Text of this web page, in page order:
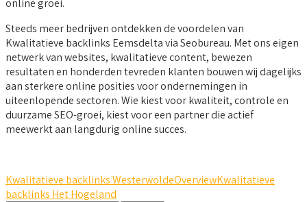
online groei.
Steeds meer bedrijven ontdekken de voordelen van
Kwalitatieve backlinks Eemsdelta via Seobureau. Met ons eigen
netwerk van websites, kwalitatieve content, bewezen
resultaten en honderden tevreden klanten bouwen wij dagelijks
aan sterkere online posities voor ondernemingen in
uiteenlopende sectoren. Wie kiest voor kwaliteit, controle en
duurzame SEO-groei, kiest voor een partner die actief
meewerkt aan langdurig online succes.
Kwalitatieve backlinks WesterwoldeOverviewKwalitatieve
backlinks Het Hogeland